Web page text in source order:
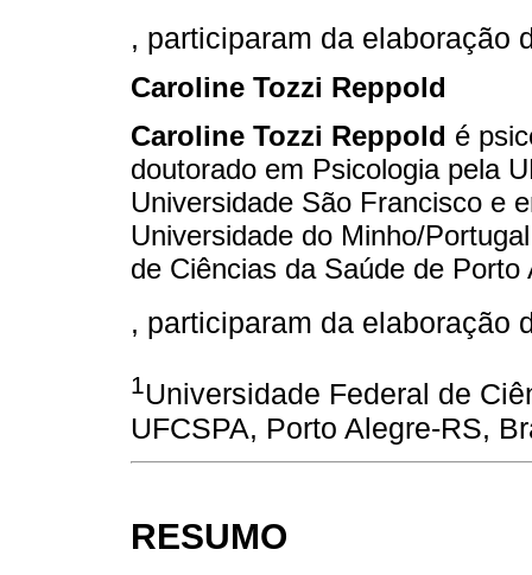
, participaram da elaboração
Caroline Tozzi Reppold
Caroline Tozzi Reppold é
doutorado em Psicologia pela
Universidade São Francisco e
Universidade do Minho/
de Ciências da Saúde de Porto
, participaram da elaboração
1Universidade Federal de
UFCSPA, Porto Alegre-RS,
RESUMO